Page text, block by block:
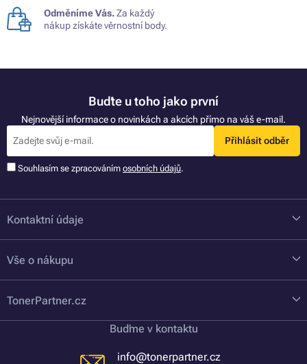
Odměníme Vás.Za každý
nákup získáte věrnostní body.
Buďte u toho jako první
Nejnovější informace o novinkách a akcích přímo na váš e-mail.
Přihlásit odběr
Souhlasím se zpracováním osobních údajů.
Kontaktní údaje
Vše o nákupu
TonerPartner.cz
Buďme v kontaktu
info@tonerpartner.cz